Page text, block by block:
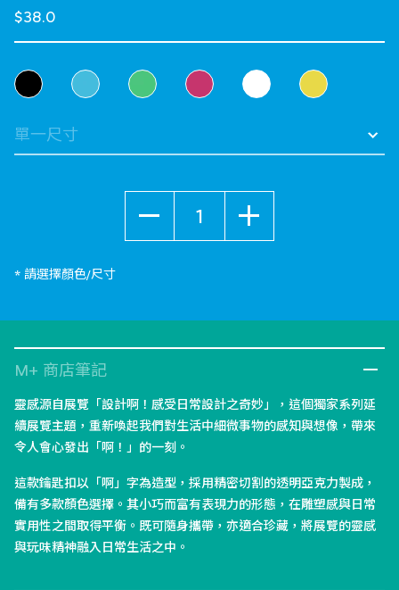
$38.0
選擇 顏色
* 請選擇顏色/尺寸
M+ 商店筆記
靈感源自展覽「設計啊！感受日常設計之奇妙」，這個獨家系列延
續展覽主題，重新喚起我們對生活中細微事物的感知與想像，帶來
令人會心發出「啊！」的一刻。
這款鑰匙扣以「啊」字為造型，採用精密切割的透明亞克力製成，
備有多款顏色選擇。其小巧而富有表現力的形態，在雕塑感與日常
實用性之間取得平衡。既可隨身攜帶，亦適合珍藏，將展覽的靈感
與玩味精神融入日常生活之中。